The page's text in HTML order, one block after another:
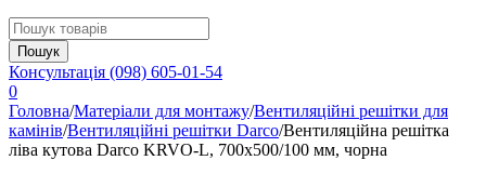
Консультація (098) 605-01-54
0
Головна/Матеріали для монтажу/Вентиляційні решітки для
камінів/Вентиляційні решітки Darco/Вентиляційна решітка
ліва кутова Darco KRVO-L, 700х500/100 мм, чорна